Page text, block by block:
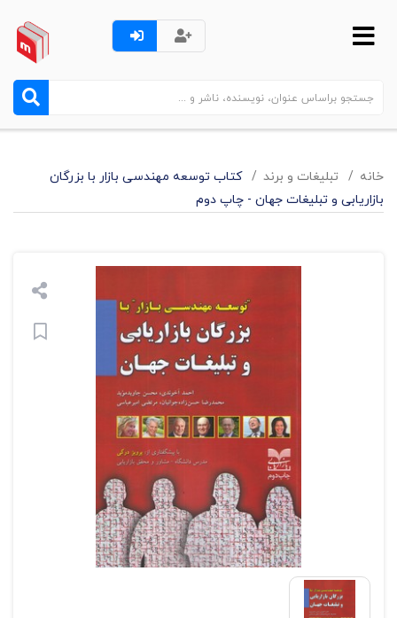
خانه تبليغات و برند
کتاب توسعه مهندسی بازار با بزرگان
بازاریابی و تبلیغات جهان - چاپ دوم